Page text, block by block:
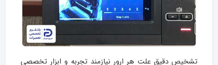
تشخیص دقیق علت هر ارور نیازمند تجربه و ابزار تخصصی